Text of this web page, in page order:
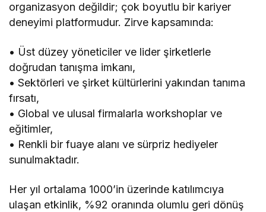
organizasyon değildir; çok boyutlu bir kariyer
deneyimi platformudur. Zirve kapsamında:
• Üst düzey yöneticiler ve lider şirketlerle
doğrudan tanışma imkanı,
• Sektörleri ve şirket kültürlerini yakından tanıma
fırsatı,
• Global ve ulusal firmalarla workshoplar ve
eğitimler,
• Renkli bir fuaye alanı ve sürpriz hediyeler
sunulmaktadır.
Her yıl ortalama 1000’in üzerinde katılımcıya
ulaşan etkinlik, %92 oranında olumlu geri dönüş